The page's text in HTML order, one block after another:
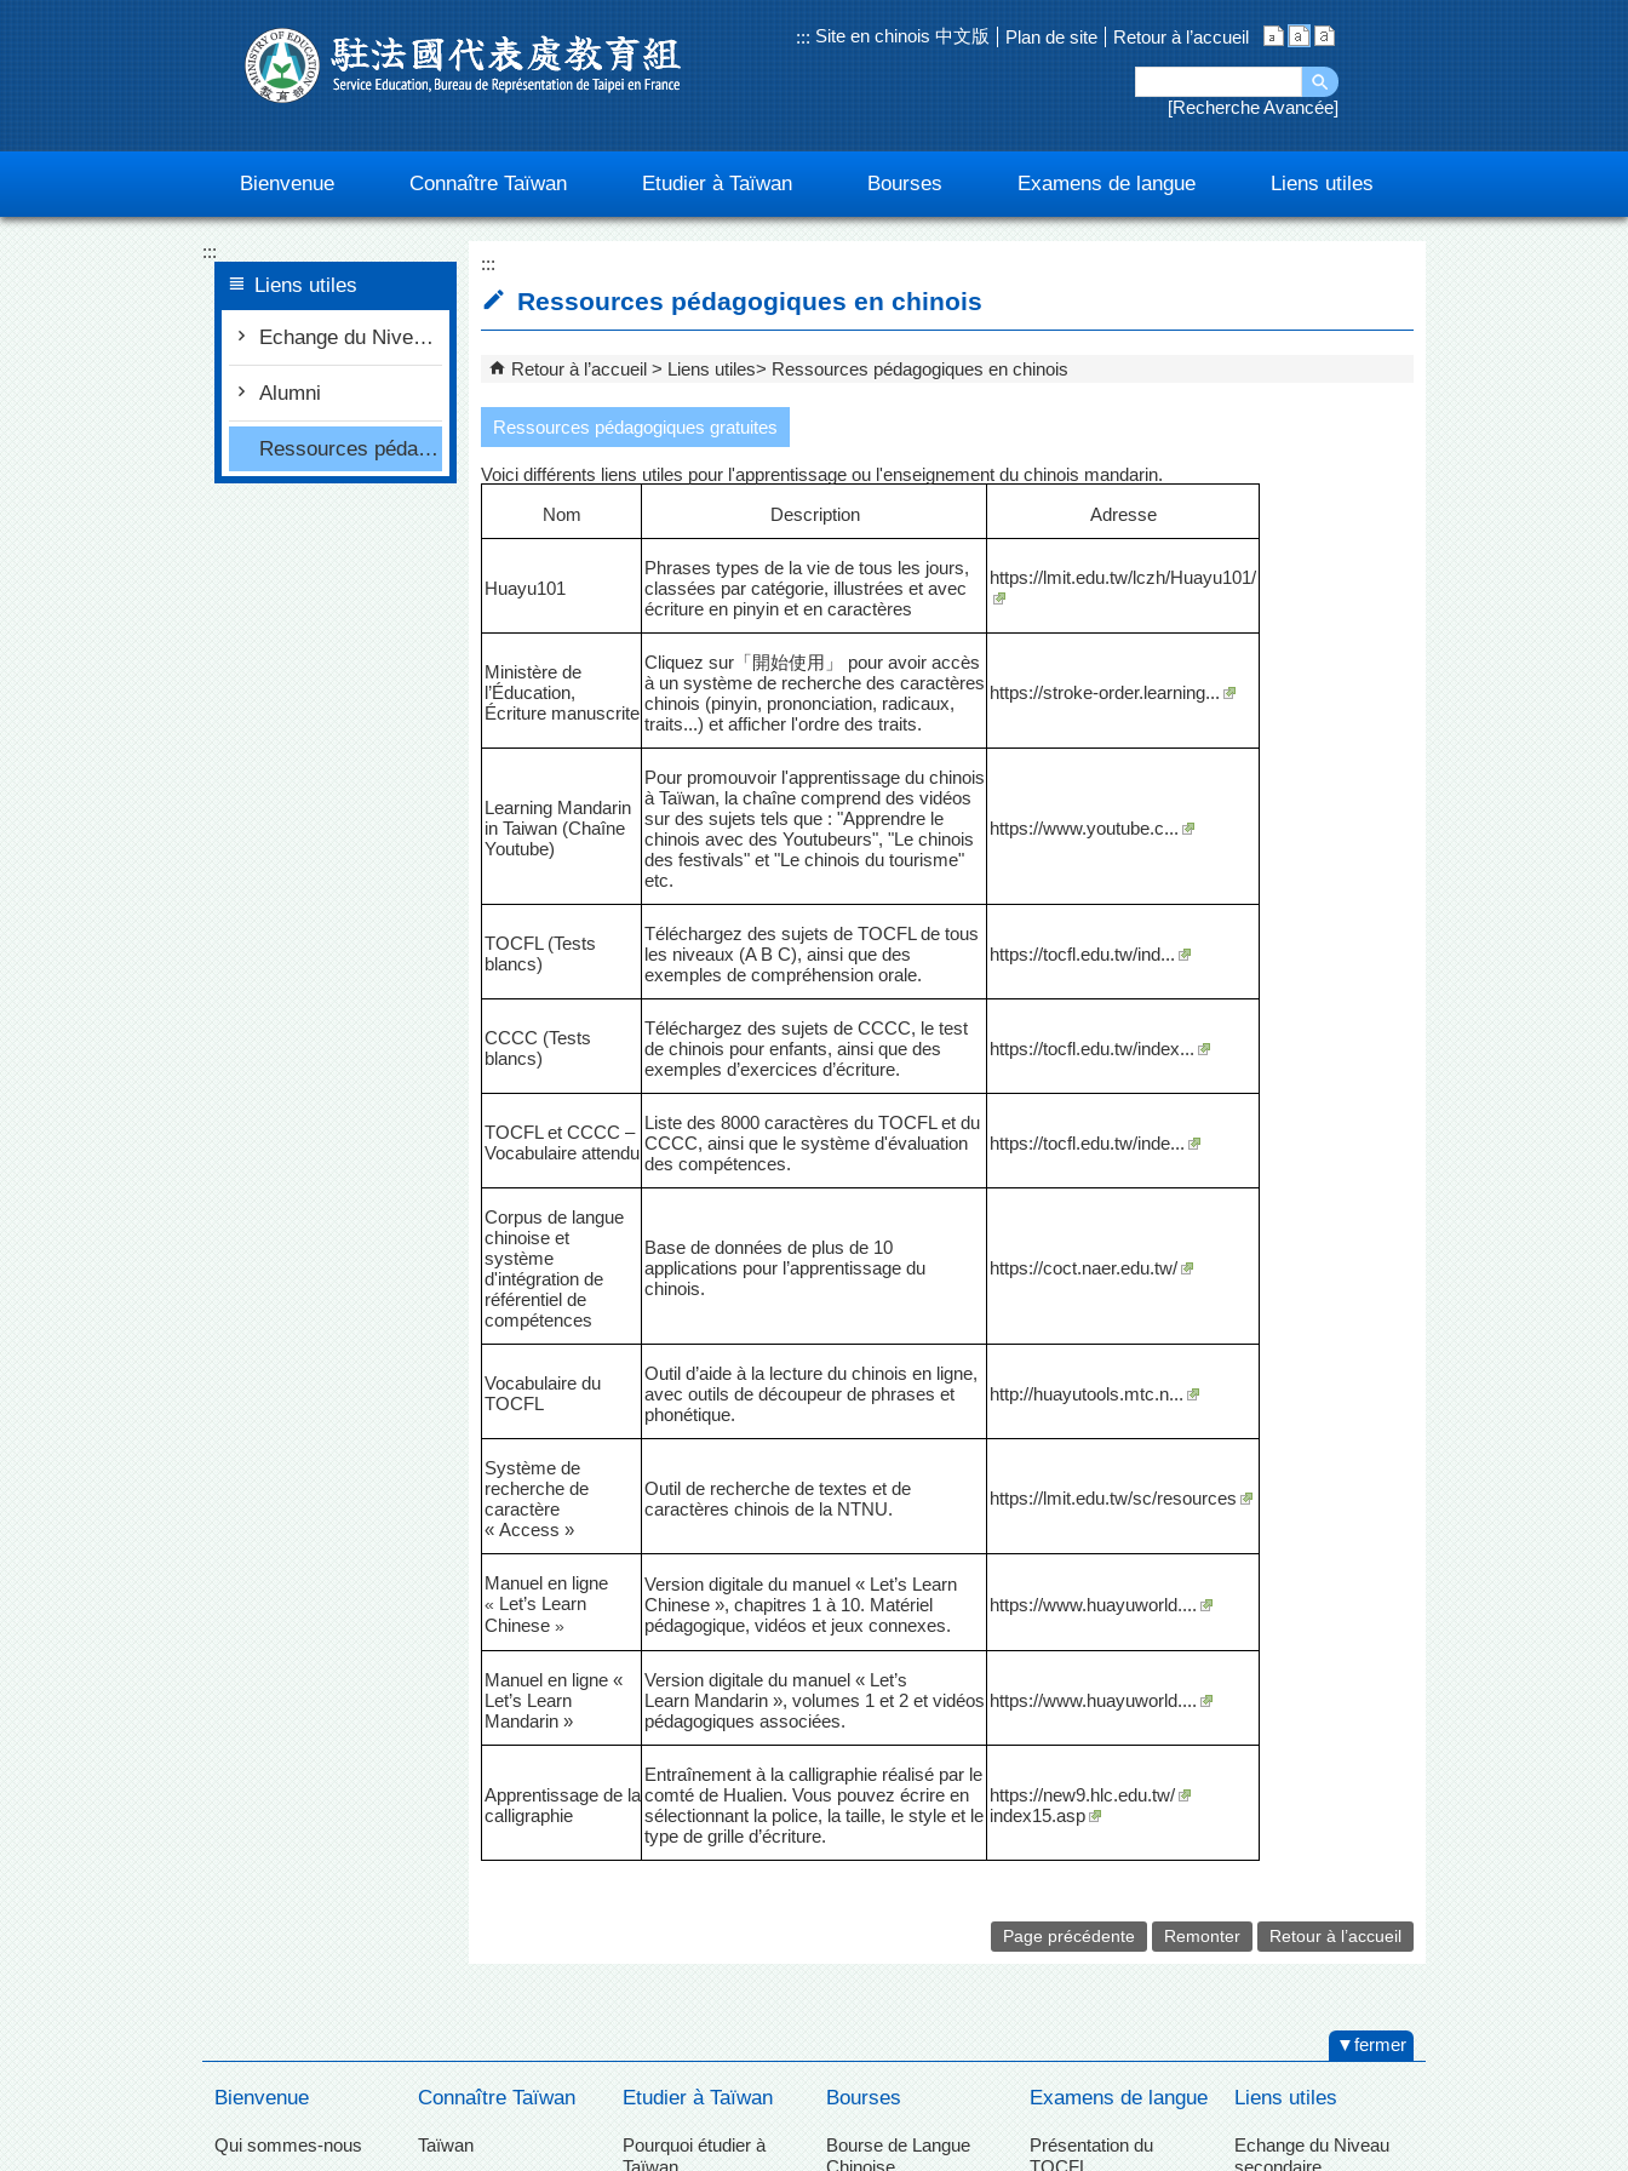
::: Site en chinois 中文版 Plan de site Retour à l’accueil
Recherche Avancée
Bienvenue Connaître Taïwan Etudier à Taïwan Bourses Examens de langue Liens utiles
:::
Liens utiles
Echange du Niveau secondaire
Alumni
Ressources pédagogiques en chinois
:::
Ressources pédagogiques en chinois
Retour à l’accueil Liens utiles Ressources pédagogiques en chinois
Ressources pédagogiques gratuites
Voici différents liens utiles pour l'apprentissage ou l'enseignement du chinois mandarin.
Nom
Description Adresse
Huayu101
Phrases types de la vie de tous les jours,
classées par catégorie, illustrées et avec
écriture en pinyin et en caractères
https://lmit.edu.tw/lczh/Huayu101/
Ministère de
l’Éducation,
Écriture manuscrite
Cliquez sur「開始使用」 pour avoir accès
à un système de recherche des caractères
chinois (pinyin, prononciation, radicaux,
traits...) et afficher l'ordre des traits.
https://stroke-order.learning...
Learning Mandarin
in Taiwan (Chaîne
Youtube)
Pour promouvoir l'apprentissage du chinois
à Taïwan, la chaîne comprend des vidéos
sur des sujets tels que : "Apprendre le
chinois avec des Youtubeurs", "Le chinois
des festivals" et "Le chinois du tourisme"
etc.
https://www.youtube.c...
TOCFL (Tests
blancs)
Téléchargez des sujets de TOCFL de tous
les niveaux (A B C), ainsi que des
exemples de compréhension orale.
https://tocfl.edu.tw/ind...
CCCC (Tests
blancs)
Téléchargez des sujets de CCCC, le test
de chinois pour enfants, ainsi que des
exemples d’exercices d’écriture.
https://tocfl.edu.tw/index...
TOCFL et CCCC –
Vocabulaire attendu
Liste des 8000 caractères du TOCFL et du
CCCC, ainsi que le système d'évaluation
des compétences.
https://tocfl.edu.tw/inde...
Corpus de langue
chinoise et
système
d'intégration de
référentiel de
compétences
Base de données de plus de 10
applications pour l’apprentissage du
chinois.
https://coct.naer.edu.tw/
Vocabulaire du
TOCFL
Outil d’aide à la lecture du chinois en ligne,
avec outils de découpeur de phrases et
phonétique.
http://huayutools.mtc.n...
Système de
recherche de
caractère
« Access »
Outil de recherche de textes et de
caractères chinois de la NTNU.
https://lmit.edu.tw/sc/resources
Manuel en ligne
« Let’s Learn
Chinese »
Version digitale du manuel « Let’s Learn
Chinese », chapitres 1 à 10. Matériel
pédagogique, vidéos et jeux connexes.
https://www.huayuworld....
Manuel en ligne «
Let’s Learn
Mandarin »
Version digitale du manuel « Let’s
Learn Mandarin », volumes 1 et 2 et vidéos
pédagogiques associées.
https://www.huayuworld....
Apprentissage de la
calligraphie
Entraînement à la calligraphie réalisé par le
comté de Hualien. Vous pouvez écrire en
sélectionnant la police, la taille, le style et le
type de grille d’écriture.
https://new9.hlc.edu.tw/
index15.asp
Page précédente Remonter Retour à l’accueil
▼fermer
Bienvenue
Qui sommes-nous
Connaître Taïwan
Taïwan
Etudier à Taïwan
Pourquoi étudier à
Taïwan
Bourses
Bourse de Langue
Chinoise
Examens de langue
Présentation du
TOCFL
Liens utiles
Echange du Niveau
secondaire